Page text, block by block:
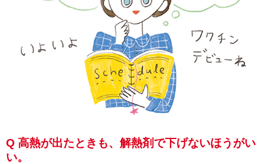
Q 高熱が出たときも、解熱剤で下げないほうがい
い。